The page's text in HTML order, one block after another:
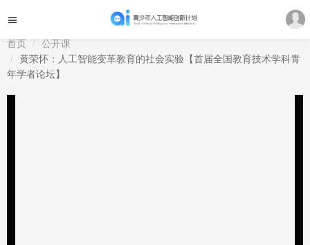
首页
公开课
黄荣怀：人工智能变革教育的社会实验【首届全国教育技术学科青
年学者论坛】